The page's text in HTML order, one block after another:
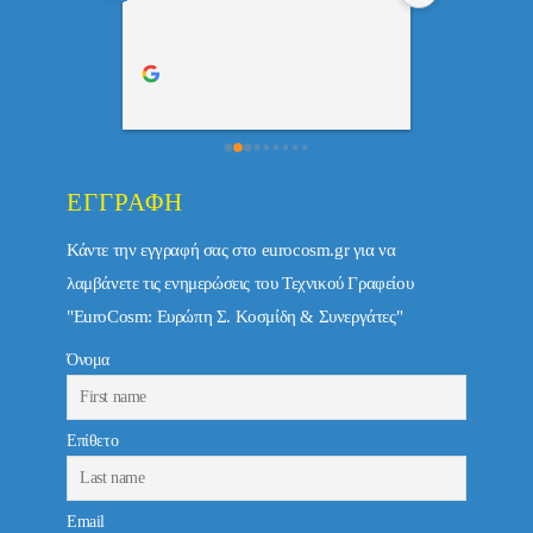
ΕΓΓΡΑΦΉ
Κάντε την εγγραφή σας στο eurocosm.gr για να
λαμβάνετε τις ενημερώσεις του Τεχνικού Γραφείου
"EuroCosm: Ευρώπη Σ. Κοσμίδη & Συνεργάτες"
Όνομα
Επίθετο
Email